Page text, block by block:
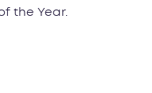
the Year.